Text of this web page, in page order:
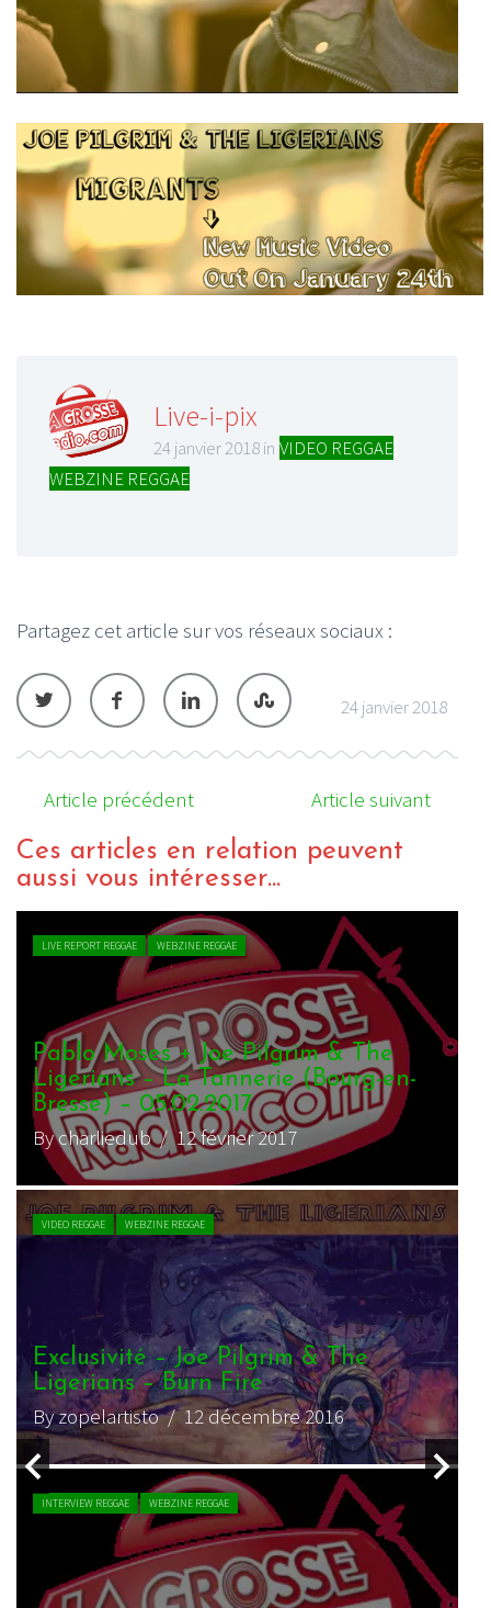
Live-i-pix
24 janvier 2018 in VIDEO REGGAE
WEBZINE REGGAE
Partagez cet article sur vos réseaux sociaux :
24 janvier 2018
Article précédent Article suivant
Ces articles en relation peuvent
aussi vous intéresser...
VIDEO REGGAE WEBZINE REGGAE
Joe Pilgrim & the Ligerians – Like A
Sun
By magmamatte/ 4 juillet 2016
VIDEO REGGAE WEBZINE REGGAE
Joe Pilgrim & The Ligerians – Like a
sun
By pierre.leon/ 22 juin 2016
LIVE REPORT REGGAE WEBZINE REGGAE